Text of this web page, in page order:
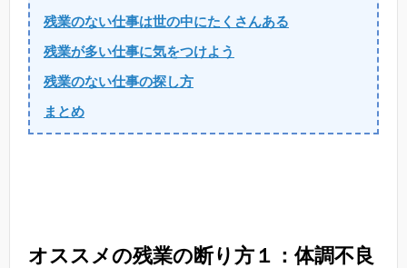
残業のない仕事は世の中にたくさんある
残業が多い仕事に気をつけよう
残業のない仕事の探し方
まとめ
オススメの残業の断り方１：体調不良